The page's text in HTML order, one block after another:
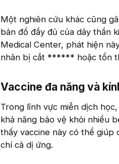
Một nghiên cứu khác cũng
bản đồ đầy đủ của dây thần
Medical Center, phát hiện
nhân bị cắt ****** hoặc tổn
Vaccine đa năng và
Trong lĩnh vực miễn dịch
khả năng bảo vệ khỏi nhiều
thấy vaccine này có thể giúp
chí cả dị ứng.